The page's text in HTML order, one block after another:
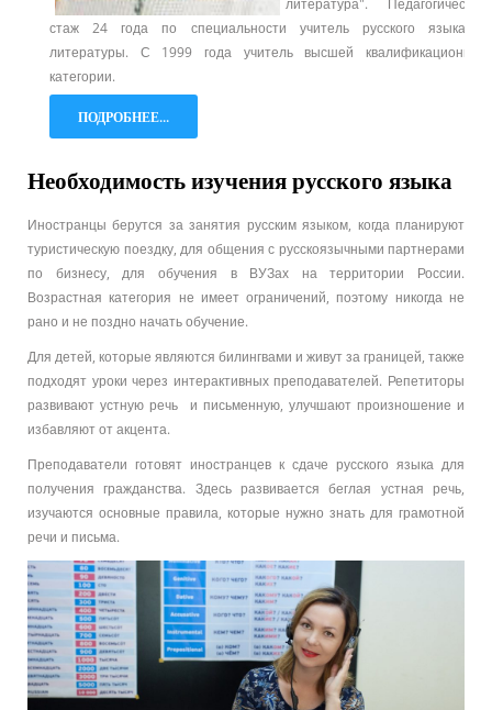
литература". Педагогический
стаж 24 года по специальности учитель русского языка и
литературы. С 1999 года учитель высшей квалификационной
категории.
ПОДРОБНЕЕ...
Необходимость изучения русского языка
Иностранцы берутся за занятия русским языком, когда планируют
туристическую поездку, для общения с русскоязычными партнерами
по бизнесу, для обучения в ВУЗах на территории России.
Возрастная категория не имеет ограничений, поэтому никогда не
рано и не поздно начать обучение.
Для детей, которые являются билингвами и живут за границей, также
подходят уроки через интерактивных преподавателей. Репетиторы
развивают устную речь и письменную, улучшают произношение и
избавляют от акцента.
Преподаватели готовят иностранцев к сдаче русского языка для
получения гражданства. Здесь развивается беглая устная речь,
изучаются основные правила, которые нужно знать для грамотной
речи и письма.